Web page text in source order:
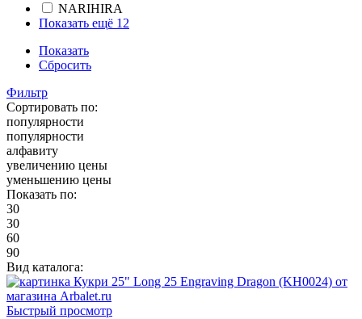
NARIHIRA
Показать ещё 12
Показать
Сбросить
Фильтр
Сортировать по:
популярности
популярности
алфавиту
увеличению цены
уменьшению цены
Показать по:
30
30
60
90
Вид каталога:
Быстрый просмотр